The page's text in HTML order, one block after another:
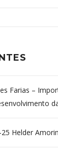
Farias –
Helder